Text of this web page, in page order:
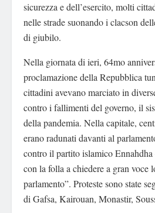
sicurezza e dell’esercito, molti
nelle strade suonando i clacson
di giubilo.
Nella giornata di ieri, 64mo
proclamazione della Repubblica
cittadini avevano marciato in
contro i fallimenti del governo, il
della pandemia. Nella capitale,
erano radunati davanti al
contro il partito islamico
con la folla a chiedere a gran voce
parlamento”. Proteste sono state
di Gafsa, Kairouan, Monastir,